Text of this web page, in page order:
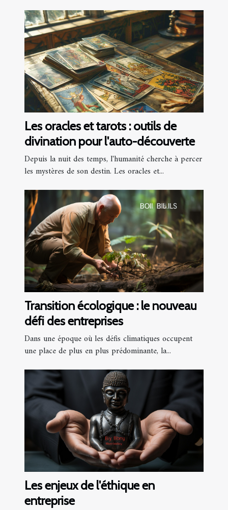
Les oracles et tarots : outils de
divination pour l'auto-découverte
Depuis la nuit des temps, l'humanité cherche à percer
les mystères de son destin. Les oracles et...
Transition écologique : le nouveau
défi des entreprises
Dans une époque où les défis climatiques occupent
une place de plus en plus prédominante, la...
Les enjeux de l'éthique en
entreprise